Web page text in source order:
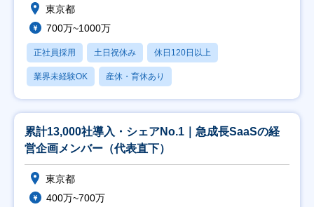
東京都
700万~1000万
正社員採用 土日祝休み 休日120日以上
業界未経験OK 産休・育休あり
累計13,000社導入・シェアNo.1｜急成長SaaSの経
営企画メンバー（代表直下）
東京都
400万~700万